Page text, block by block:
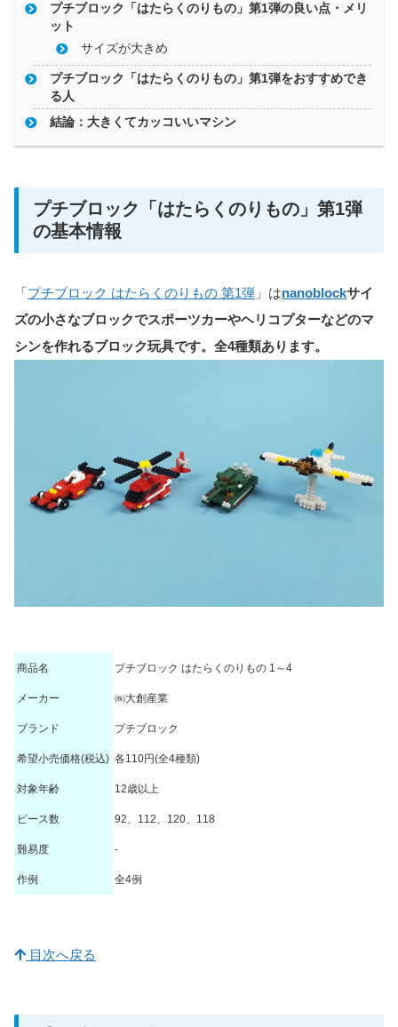
プチブロック「はたらくのりもの」第1弾の良い点・メリ
ット
サイズが大きめ
プチブロック「はたらくのりもの」第1弾をおすすめでき
る人
結論：大きくてカッコいいマシン
プチブロック「はたらくのりもの」第1弾
の基本情報
「プチブロック はたらくのりもの 第1弾 」はnanoblockサイ
ズの小さなブロックでスポーツカーやヘリコプターなどのマ
シンを作れるブロック玩具です。全4種類あります。
商品名 プチブロック はたらくのりもの 1～4
メーカー ㈱大創産業
ブランド プチブロック
希望小売価格(税込) 各110円(全4種類)
対象年齢 12歳以上
ピース数 92、112、120、118
難易度 -
作例 全4例
目次へ戻る